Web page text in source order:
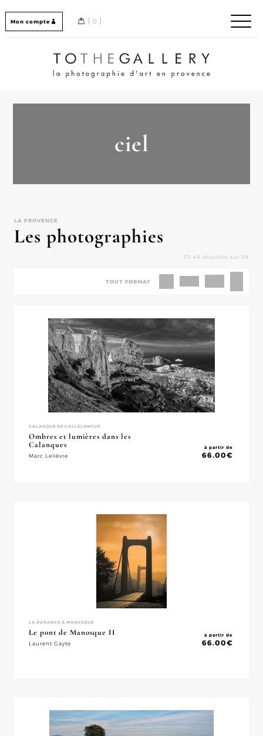
Mon compte 0
Home / Accueil
ciel
LA PROVENCE
Les photographies
37–48 résultats sur 59
TOUT FORMAT
CALANQUE DE CALLELONGUE
Ombres et lumières dans les
Calanques
Marc Lelièvre
à partir de
66.00€
LA DURANCE À MANOSQUE
Le pont de Manosque II
Laurent Gayte
à partir de
66.00€